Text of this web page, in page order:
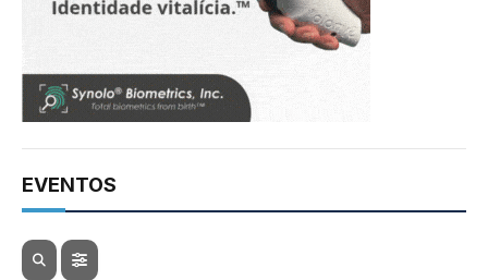
EVENTOS